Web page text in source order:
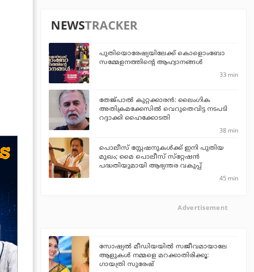
NEWSTRACKER
പുതിയൊരേഷ്യയിലേക്ക് കൊളൊംബോ
സമ്മേളനത്തിന്റെ ആഹ്വാനങ്ങള്‍
33 min
തേജ്പാല്‍ കുറ്റക്കാരന്‍: ലൈംഗിക
അതിക്രമക്കേസില്‍ വെറുതെവിട്ട നടപടി
റദ്ദാക്കി ഹൈക്കോടതി
38 min
പൊലീസ് സ്റ്റേഷനുകള്‍ക്ക് ഇനി പുതിയ
മുഖം; മൈ പൊലീസ് സ്‌റ്റേഷന്‍
പദ്ധതിയുമായി ആഭ്യന്തര വകുപ്പ്
45 min
Advertisement
സോഷ്യൽ മീഡിയയിൽ സജീവമായാലേ
ആളുകൾ നമ്മളെ മറക്കാതിരിക്കൂ:
ഗായത്രി സുരേഷ്